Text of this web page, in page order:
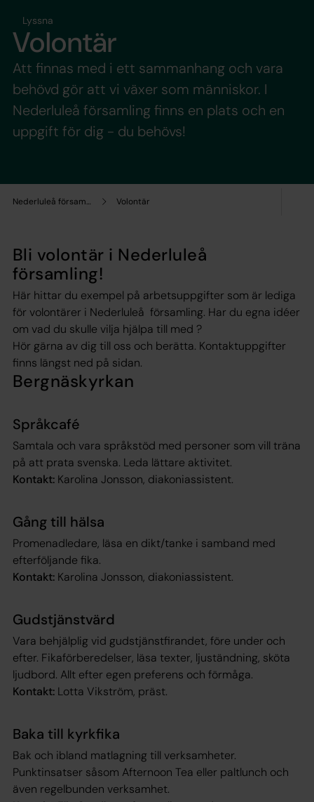
Nederluleå församling Volontär
Lyssna
Volontär
Att finnas med i ett sammanhang och vara
behövd gör att vi växer som människor. I
Nederluleå församling finns en plats och en
uppgift för dig - du behövs!
Bli volontär i Nederluleå
församling!
Här hittar du exempel på arbetsuppgifter som är lediga
för volontärer i Nederluleå församling. Har du egna idéer
om vad du skulle vilja hjälpa till med ?
Hör gärna av dig till oss och berätta. Kontaktuppgifter
finns längst ned på sidan.
Bergnäskyrkan
Språkcafé
Samtala och vara språkstöd med personer som vill träna
på att prata svenska. Leda lättare aktivitet.
Kontakt: Karolina Jonsson, diakoniassistent.
Gång till hälsa
Promenadledare, läsa en dikt/tanke i samband med
efterföljande fika.
Kontakt: Karolina Jonsson, diakoniassistent.
Gudstjänstvärd
Vara behjälplig vid gudstjänstfirandet, före under och
efter. Fikaförberedelser, läsa texter, ljuständning, sköta
ljudbord. Allt efter egen preferens och förmåga.
Kontakt: Lotta Vikström, präst.
Baka till kyrkfika
Bak och ibland matlagning till verksamheter.
Punktinsatser såsom Afternoon Tea eller paltlunch och
även regelbunden verksamhet.